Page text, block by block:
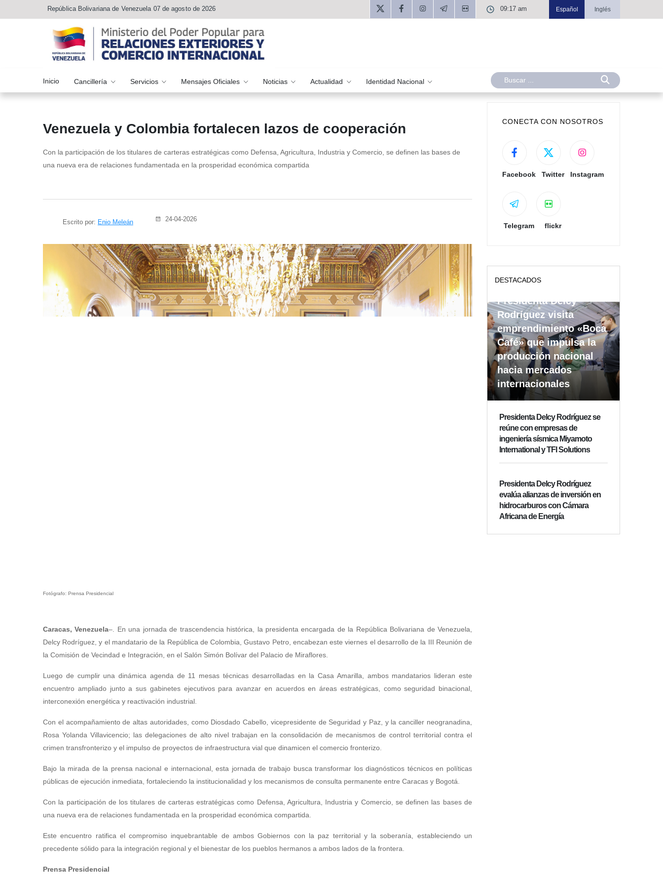
República Bolivariana de Venezuela 07 de agosto de 2026 09:17 am Español Inglés
Inicio Cancillería Servicios Mensajes Oficiales Noticias Actualidad Identidad Nacional
Venezuela y Colombia fortalecen lazos de cooperación
Con la participación de los titulares de carteras estratégicas como Defensa, Agricultura, Industria y Comercio, se definen las bases de
una nueva era de relaciones fundamentada en la prosperidad económica compartida
Escrito por: Enio Meleán 24-04-2026
Fotógrafo: Prensa Presidencial
Caracas, Venezuela–. En una jornada de trascendencia histórica, la presidenta encargada de la República Bolivariana de Venezuela,
Delcy Rodríguez, y el mandatario de la República de Colombia, Gustavo Petro, encabezan este viernes el desarrollo de la III Reunión de
la Comisión de Vecindad e Integración, en el Salón Simón Bolívar del Palacio de Miraflores.
Luego de cumplir una dinámica agenda de 11 mesas técnicas desarrolladas en la Casa Amarilla, ambos mandatarios lideran este
encuentro ampliado junto a sus gabinetes ejecutivos para avanzar en acuerdos en áreas estratégicas, como seguridad binacional,
interconexión energética y reactivación industrial.
Con el acompañamiento de altas autoridades, como Diosdado Cabello, vicepresidente de Seguridad y Paz, y la canciller neogranadina,
Rosa Yolanda Villavicencio; las delegaciones de alto nivel trabajan en la consolidación de mecanismos de control territorial contra el
crimen transfronterizo y el impulso de proyectos de infraestructura vial que dinamicen el comercio fronterizo.
Bajo la mirada de la prensa nacional e internacional, esta jornada de trabajo busca transformar los diagnósticos técnicos en políticas
públicas de ejecución inmediata, fortaleciendo la institucionalidad y los mecanismos de consulta permanente entre Caracas y Bogotá.
Con la participación de los titulares de carteras estratégicas como Defensa, Agricultura, Industria y Comercio, se definen las bases de
una nueva era de relaciones fundamentada en la prosperidad económica compartida.
Este encuentro ratifica el compromiso inquebrantable de ambos Gobiernos con la paz territorial y la soberanía, estableciendo un
precedente sólido para la integración regional y el bienestar de los pueblos hermanos a ambos lados de la frontera.
Prensa Presidencial
CONECTA CON NOSOTROS
Facebook Twitter Instagram
Telegram flickr
DESTACADOS
Presidenta Delcy
Rodríguez visita
emprendimiento «Boca
Café» que impulsa la
producción nacional
hacia mercados
internacionales
Presidenta Delcy Rodríguez se
reúne con empresas de
ingeniería sísmica Miyamoto
International y TFI Solutions
Presidenta Delcy Rodríguez
evalúa alianzas de inversión en
hidrocarburos con Cámara
Africana de Energía